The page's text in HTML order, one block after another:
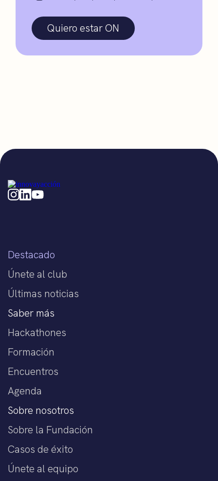
Quiero estar ON
Destacado
Únete al club
Últimas noticias
Saber más
Hackathones
Formación
Encuentros
Agenda
Sobre nosotros
Sobre la Fundación
Casos de éxito
Únete al equipo